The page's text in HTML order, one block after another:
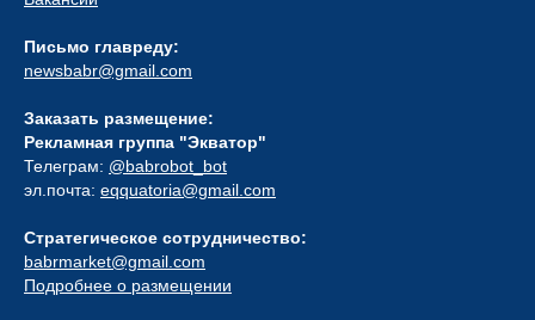
Письмо главреду:
newsbabr@gmail.com
Заказать размещение:
Рекламная группа "Экватор"
Телеграм: @babrobot_bot
эл.почта: eqquatoria@gmail.com
Стратегическое сотрудничество:
babrmarket@gmail.com
Подробнее о размещении